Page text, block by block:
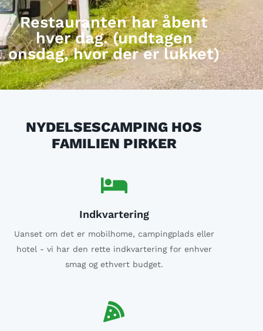
Restauranten har åbent
hver dag. (undtagen
onsdag, hvor der er lukket)
NYDELSESCAMPING HOS
FAMILIEN PIRKER
Indkvartering
Uanset om det er mobilhome, campingplads eller
hotel - vi har den rette indkvartering for enhver
smag og ethvert budget.